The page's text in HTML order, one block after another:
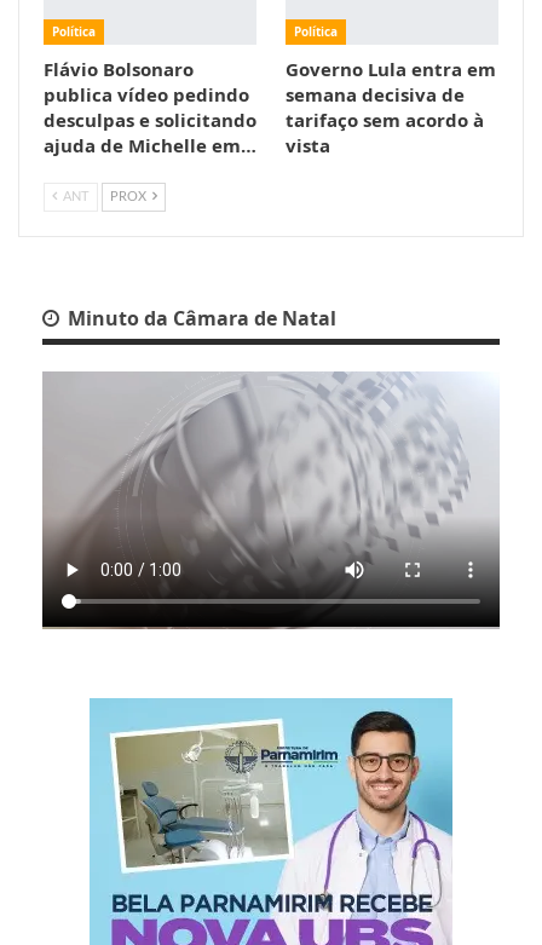
Política
Flávio Bolsonaro
publica vídeo pedindo
desculpas e solicitando
ajuda de Michelle em…
Política
Governo Lula entra em
semana decisiva de
tarifaço sem acordo à
vista
ANT PROX
Minuto da Câmara de Natal